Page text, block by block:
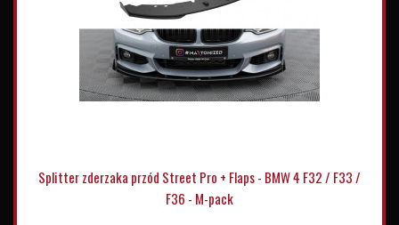
Splitter zderzaka przód Street Pro + Flaps - BMW 4 F32 / F33 /
F36 - M-pack